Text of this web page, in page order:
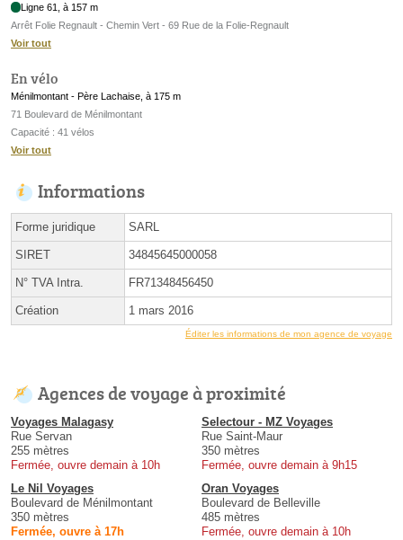
Ligne 61, à 157 m
Arrêt Folie Regnault - Chemin Vert - 69 Rue de la Folie-Regnault
Voir tout
En vélo
Ménilmontant - Père Lachaise, à 175 m
71 Boulevard de Ménilmontant
Capacité : 41 vélos
Voir tout
Informations
Forme juridique SARL
SIRET 34845645000058
N° TVA Intra. FR71348456450
Création 1 mars 2016
Éditer les informations de mon agence de voyage
Agences de voyage à proximité
Voyages Malagasy
Rue Servan
255 mètres
Fermée, ouvre demain à 10h
Selectour - MZ Voyages
Rue Saint-Maur
350 mètres
Fermée, ouvre demain à 9h15
Le Nil Voyages
Boulevard de Ménilmontant
350 mètres
Fermée, ouvre à 17h
Oran Voyages
Boulevard de Belleville
485 mètres
Fermée, ouvre demain à 10h